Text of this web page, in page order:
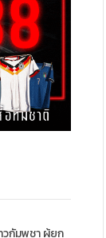
วกัมพูชา ผู้ยก